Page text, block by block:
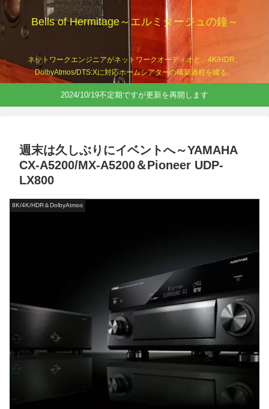
Bells of Hermitage～エルミタージュの鐘～
ネットワークエンジニアがネットワークオーディオと、4K/HDR、
DolbyAtmos/DTS:Xに対応ホームシアターの構築過程を綴る。
2024/10/19不定期ですが更新を再開します
週末は久しぶりにイベントへ～YAMAHA
CX-A5200/MX-A5200＆Pioneer UDP-
LX800
8K/4K/HDR＆DolbyAtmos